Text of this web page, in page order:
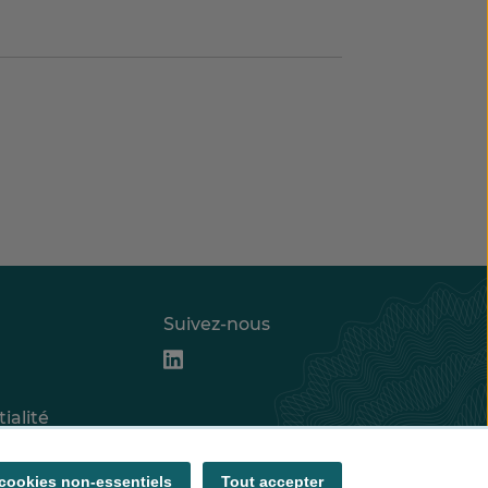
non-essentiels Tout accepter
Suivez-nous